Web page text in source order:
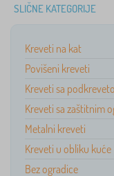
SLIČNE KATEGORIJE
Kreveti na kat
Povišeni kreveti
Kreveti sa
Kreveti sa zaštitnim
Metalni kreveti
Kreveti u obliku kuće
Bez ogradice